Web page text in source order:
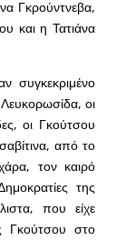
Γκρούντνεβα,
και η Τατιάνα
συγκεκριμένο
οι
οι Γκούτσου
από το
τον καιρό
της
που είχε
Γκούτσου στο